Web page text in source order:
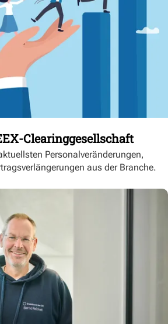
Clearinggesellschaft
Personalveränderungen,
aus der Branche.